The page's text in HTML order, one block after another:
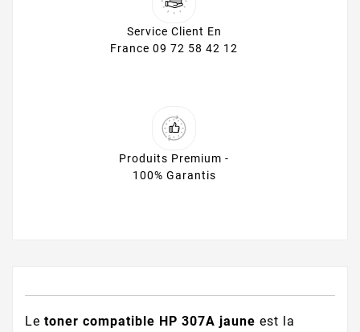
Service Client En
France 09 72 58 42 12
Produits Premium -
100% Garantis
Le toner compatible HP 307A jaune est la